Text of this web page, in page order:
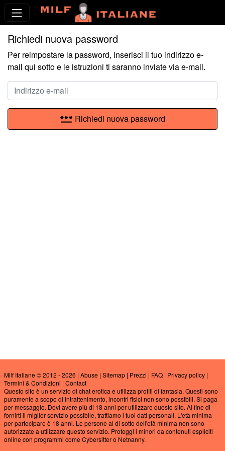
Richiedi nuova password
Per reimpostare la password, inserisci il tuo indirizzo e-
mail qui sotto e le istruzioni ti saranno inviate via e-mail.
password Richiedi nuova password
Milf Italiane © 2012 - 2026 | Abuse| Sitemap| Prezzi | FAQ| Privacy policy|
Termini & Condizioni | Contact
Questo sito è un servizio di chat erotica e utilizza profili di fantasia. Questi sono
puramente a scopo di intrattenimento, incontri fisici non sono possibili. Si paga
per messaggio. Devi avere più di 18 anni per utilizzare questo sito. Al fine di
fornirti il miglior servizio possibile, trattiamo i tuoi dati personali. L'età minima
per partecipare è 18 anni. Le persone al di sotto dell'età minima non sono
autorizzate a utilizzare questo servizio. Proteggi i minori da contenuti espliciti
online con programmi come Cybersitter o Netnanny.